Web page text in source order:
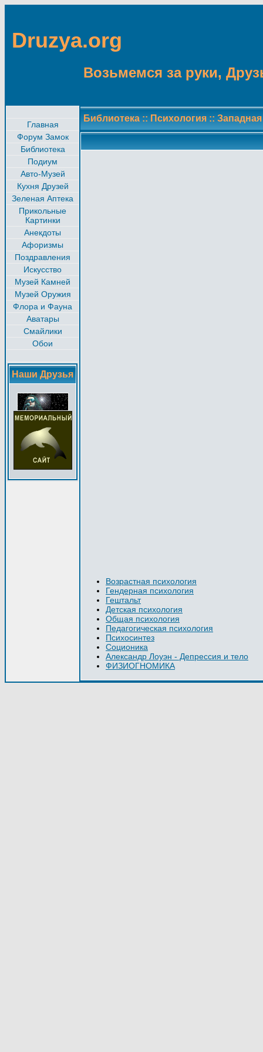
Druzya.org
Возьмемся за руки,
Главная
Форум Замок
Библиотека
Подиум
Авто-Музей
Кухня Друзей
Зеленая Аптека
Прикольные
Картинки
Анекдоты
Афоризмы
Поздравления
Искусство
Музей Камней
Музей Оружия
Флора и Фауна
Аватары
Смайлики
Обои
Наши Друзья
Библиотека :: Психология :: Западная
Возрастная психология
Гендерная психология
Гештальт
Детская психология
Общая психология
Педагогическая психология
Психосинтез
Соционика
Александр Лоуэн - Депрессия и тело
ФИЗИОГНОМИКА